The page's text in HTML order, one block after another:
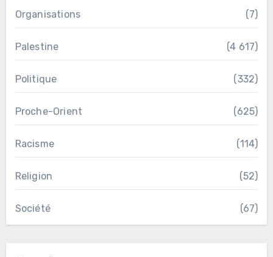
Organisations (7)
Palestine (4 617)
Politique (332)
Proche-Orient (625)
Racisme (114)
Religion (52)
Société (67)